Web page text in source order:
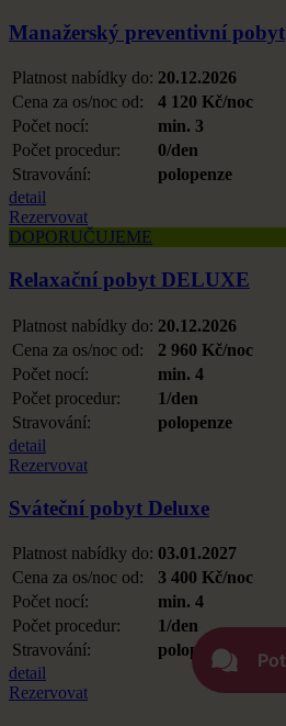
Manažerský preventivní pobyt
Platnost nabídky do: 20.12.2026
Cena za os/noc od:
4 120 Kč/noc
Počet nocí:
min. 3
Počet procedur:
0/den
Stravování:
polopenze
detail
Rezervovat
DOPORUČUJEME
Relaxační pobyt DELUXE
Platnost nabídky do: 20.12.2026
Cena za os/noc od:
2 960 Kč/noc
Počet nocí:
min. 4
Počet procedur:
1/den
Stravování:
polopenze
detail
Rezervovat
Sváteční pobyt Deluxe
Platnost nabídky do: 03.01.2027
Cena za os/noc od:
3 400 Kč/noc
Počet nocí:
min. 4
Počet procedur:
1/den
Stravování:
polopenze
detail
Rezervovat